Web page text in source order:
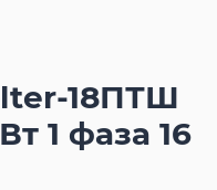
18ПТШ
1 фаза 16